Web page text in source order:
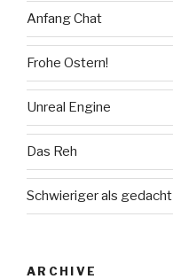
Anfang Chat
Frohe Ostern!
Unreal Engine
Das Reh
Schwieriger als gedacht
ARCHIVE